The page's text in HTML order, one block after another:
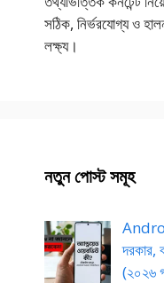
সঠিক, নির্ভরযোগ্য ও
লক্ষ্য।
নতুন পোস্ট সমূহ
দরকার,
(২০২৬